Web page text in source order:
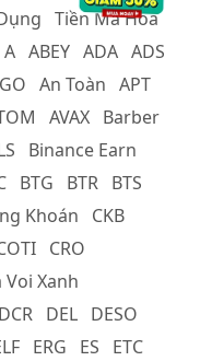
Tiền Mã Hoá
A ABEY ADA ADS
An Toàn APT
AVAX Barber
Binance Earn
BTG BTR BTS
Khoán
CKB
CRO
Voi Xanh
DCR DEL DESO
ERG ES
ETC